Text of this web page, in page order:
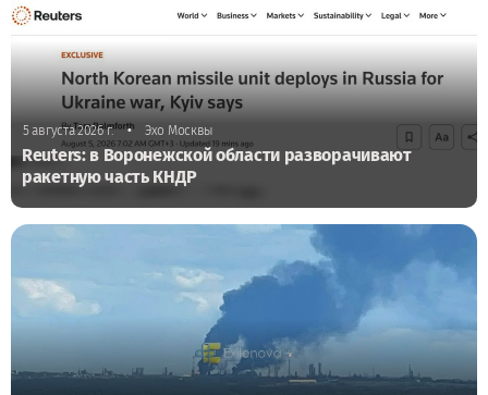
5 августа 2026 г. • Эхо Москвы
Reuters: в Воронежской области разворачивают
ракетную часть КНДР